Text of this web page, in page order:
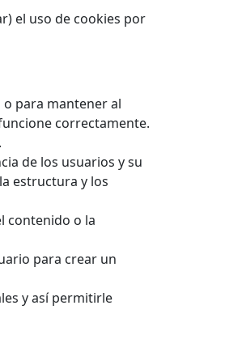
el uso de cookies por
o para mantener al
correctamente.
de los usuarios y su
estructura y los
contenido o la
para crear un
y así permitirle